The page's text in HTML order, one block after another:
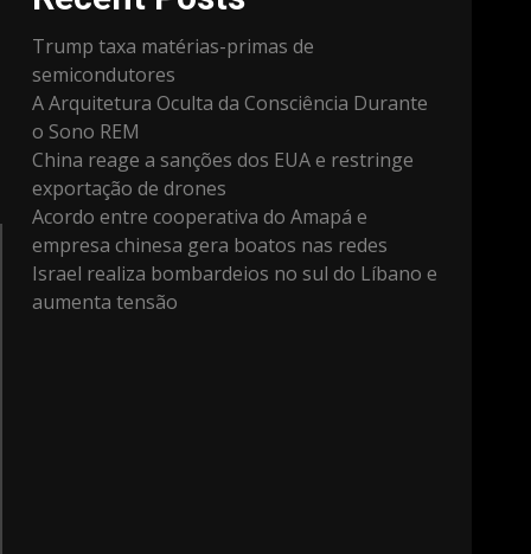
Trump taxa matérias-primas de
semicondutores
A Arquitetura Oculta da Consciência Durante
o Sono REM
China reage a sanções dos EUA e restringe
exportação de drones
Acordo entre cooperativa do Amapá e
empresa chinesa gera boatos nas redes
Israel realiza bombardeios no sul do Líbano e
aumenta tensão